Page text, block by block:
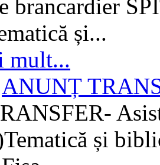
brancardier
și...
mult...
ANUNȚ
și